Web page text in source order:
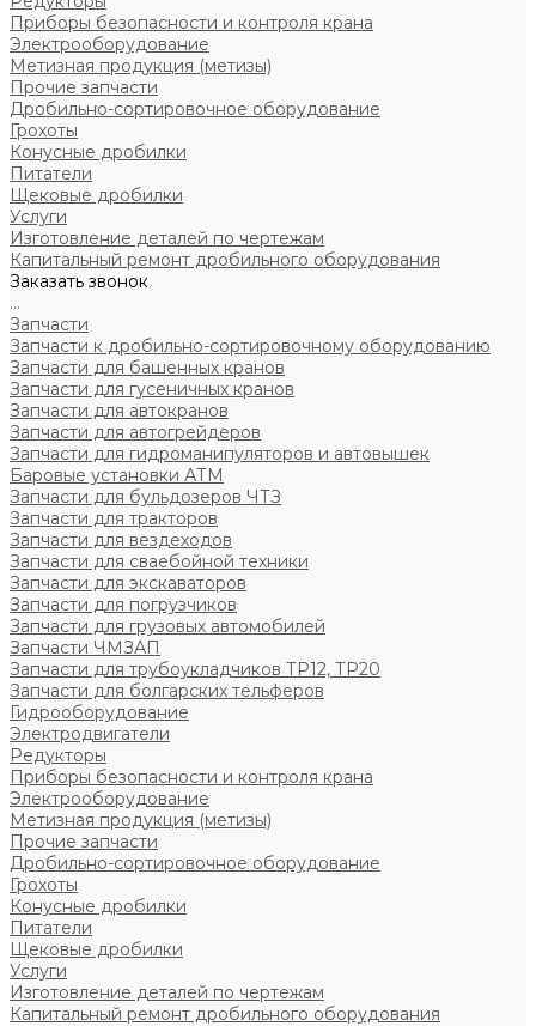
Приборы безопасности и контроля крана
Электрооборудование
Метизная продукция (метизы)
Прочие запчасти
Дробильно-сортировочное оборудование
Грохоты
Конусные дробилки
Питатели
Щековые дробилки
Услуги
Изготовление деталей по чертежам
Капитальный ремонт дробильного оборудования
Заказать звонок
...
Запчасти
Запчасти к дробильно-сортировочному оборудованию
Запчасти для башенных кранов
Запчасти для гусеничных кранов
Запчасти для автокранов
Запчасти для автогрейдеров
Запчасти для гидроманипуляторов и автовышек
Баровые установки АТМ
Запчасти для бульдозеров ЧТЗ
Запчасти для тракторов
Запчасти для вездеходов
Запчасти для сваебойной техники
Запчасти для экскаваторов
Запчасти для погрузчиков
Запчасти для грузовых автомобилей
Запчасти ЧМЗАП
Запчасти для трубоукладчиков ТР12, ТР20
Запчасти для болгарских тельферов
Гидрооборудование
Электродвигатели
Редукторы
Приборы безопасности и контроля крана
Электрооборудование
Метизная продукция (метизы)
Прочие запчасти
Дробильно-сортировочное оборудование
Грохоты
Конусные дробилки
Питатели
Щековые дробилки
Услуги
Изготовление деталей по чертежам
Капитальный ремонт дробильного оборудования